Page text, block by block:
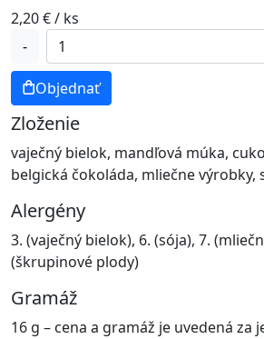
2,20€/ ks
-
množstvo
Makrónka
Jednorožec
Objednať
Zloženie
vaječný bielok, mandľová múka,
belgická čokoláda, mliečne výrobky,
Alergény
3. (vaječný bielok), 6. (sója), 7.
(škrupinové plody)
Gramáž
16 g – cena a gramáž je uvedená za